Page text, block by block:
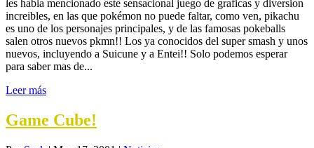
les habia mencionado este sensacional juego de graficas y diversion
increibles, en las que pokémon no puede faltar, como ven, pikachu
es uno de los personajes principales, y de las famosas pokeballs
salen otros nuevos pkmn!! Los ya conocidos del super smash y unos
nuevos, incluyendo a Suicune y a Entei!! Solo podemos esperar
para saber mas de...
Leer más
Game Cube!